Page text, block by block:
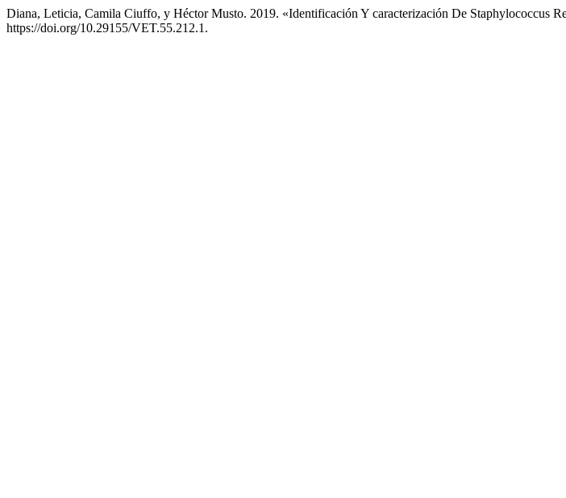
Diana, Leticia, Camila Ciuffo, y Héctor Musto. 2019. «Identificación Y caracterización De Staphylococcus
https://doi.org/10.29155/VET.55.212.1.